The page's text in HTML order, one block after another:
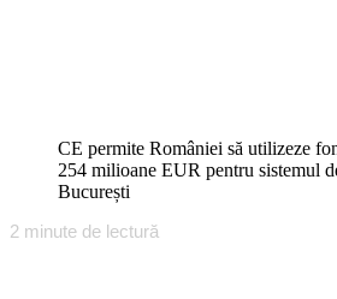
CE permite României să utilizeze
254 milioane EUR pentru sistemul
București
2 minute de lectură